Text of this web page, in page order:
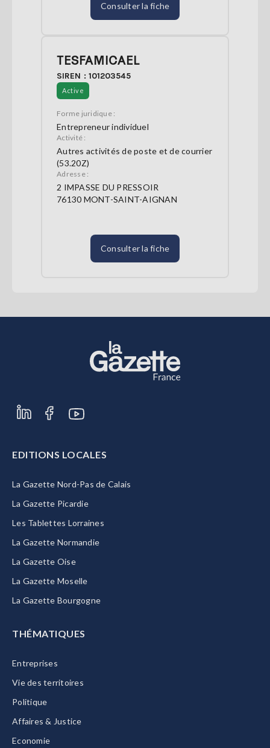
Consulter la fiche
TESFAMICAEL
SIREN : 101203545
Active
Forme juridique :
Entrepreneur individuel
Activité :
Autres activités de poste et de courrier
(53.20Z)
Adresse :
2 IMPASSE DU PRESSOIR
76130 MONT-SAINT-AIGNAN
Consulter la fiche
EDITIONS LOCALES
La Gazette Nord-Pas de Calais
La Gazette Picardie
Les Tablettes Lorraines
La Gazette Normandie
La Gazette Oise
La Gazette Moselle
La Gazette Bourgogne
THÉMATIQUES
Entreprises
Vie des territoires
Politique
Affaires & Justice
Economie